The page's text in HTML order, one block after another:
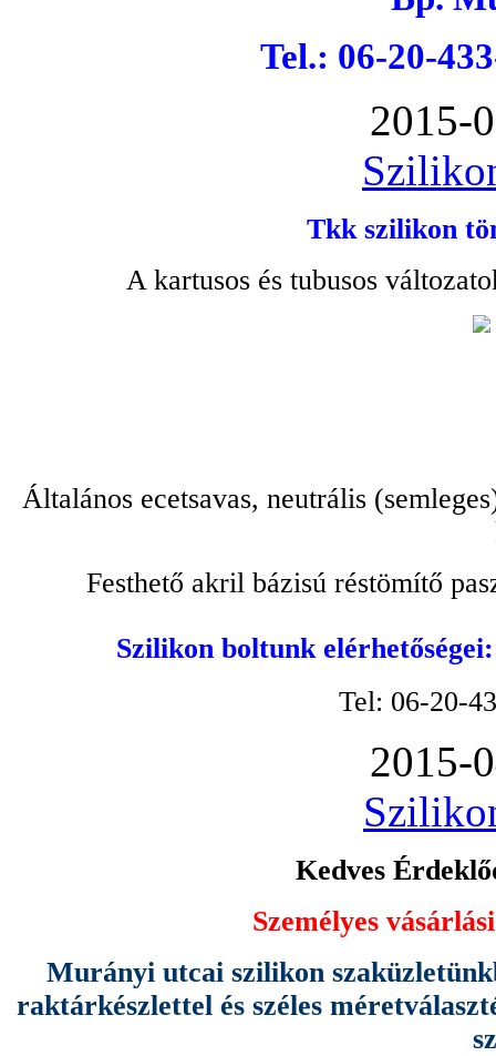
Tel.: 06-20-
2015-
Tkk szilikon
A kartusos és tubusos
Általános ecetsavas, neutrális
Festhető akril bázisú réstömítő
Szilikon boltunk
Tel: 06-20-
2015-
Kedves
Személyes
Murányi utcai szilikon
raktárkészlettel és széles